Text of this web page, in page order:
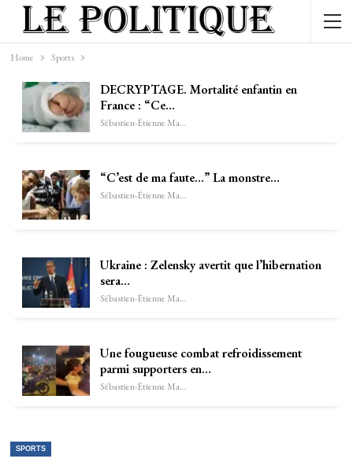
Home Sports
DECRYPTAGE. Mortalité enfantin en
France : “Ce…
Sébastien-Étienne Marechal
“C’est de ma faute…” La monstre…
Sébastien-Étienne Marechal
Ukraine : Zelensky avertit que l’hibernation
sera…
Sébastien-Étienne Marechal
Une fougueuse combat refroidissement
parmi supporters en…
Sébastien-Étienne Marechal
SPORTS